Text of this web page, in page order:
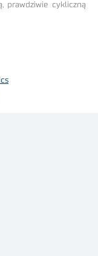
prawdziwie cykliczną